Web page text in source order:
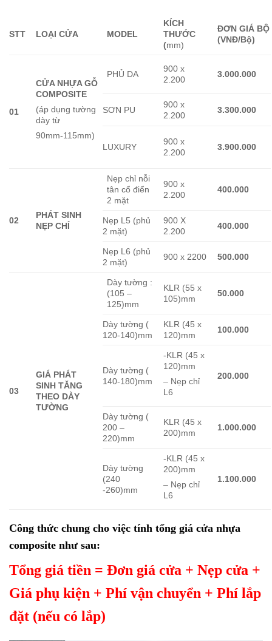
STT LOẠI CỬA MODEL
KÍCH
THƯỚC
(mm)
ĐƠN GIÁ BỘ
(VNĐ/Bộ)
01
CỬA NHỰA GỖ
COMPOSITE
(áp dụng tường
dày từ
90mm-115mm)
PHỦ DA
900 x
2.200
3.000.000
SƠN PU
900 x
2.200
3.300.000
LUXURY
900 x
2.200
3.900.000
02
PHÁT SINH
NẸP CHỈ
Nẹp chỉ nỗi
tân cổ điển
2 mặt
900 x
2.200
400.000
Nẹp L5 (phủ
2 mặt)
900 X
2.200
400.000
Nẹp L6 (phủ
2 mặt)
900 x 2200 500.000
03
GIÁ PHÁT
SINH TĂNG
THEO DÀY
TƯỜNG
Dày tường :
(105 –
125)mm
KLR (55 x
105)mm
50.000
Dày tường (
120-140)mm
KLR (45 x
120)mm
100.000
Dày tường (
140-180)mm
-KLR (45 x
120)mm
– Nẹp chỉ
L6
200.000
Dày tường (
200 –
220)mm
KLR (45 x
200)mm
1.000.000
Dày tường
(240
-260)mm
-KLR (45 x
200)mm
– Nẹp chỉ
L6
1.100.000
Công thức chung cho việc tính tổng giá cửa nhựa
composite như sau:
Tổng giá tiền = Đơn giá cửa + Nẹp cửa +
Giá phụ kiện + Phí vận chuyển + Phí lắp
đặt (nếu có lắp)